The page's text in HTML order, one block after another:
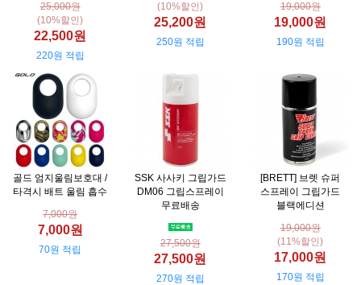
25,000원
(10%할인)
22,500원
220원 적립
(10%할인)
25,200원
250원 적립
19,000원
19,000원
190원 적립
골드 엄지울림보호대 /
타격시 배트 울림 흡수
7,000원
7,000원
70원 적립
SSK 사사키 그립가드
DM06 그립스프레이
무료배송
27,500원
27,500원
270원 적립
[BRETT] 브렛 슈퍼
스프레이 그립가드
블랙에디션
19,000원
(11%할인)
17,000원
170원 적립